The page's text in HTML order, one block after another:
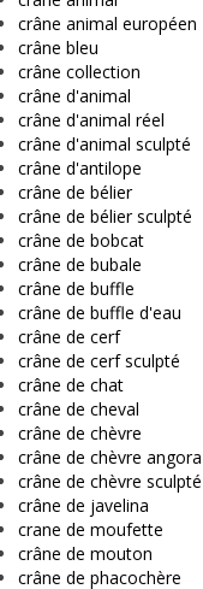
crâne animal européen
crâne bleu
crâne collection
crâne d'animal
crâne d'animal réel
crâne d'animal sculpté
crâne d'antilope
crâne de bélier
crâne de bélier sculpté
crâne de bobcat
crâne de bubale
crâne de buffle
crâne de buffle d'eau
crâne de cerf
crâne de cerf sculpté
crâne de chat
crâne de cheval
crâne de chèvre
crâne de chèvre angora
crâne de chèvre sculpté
crâne de javelina
crane de moufette
crâne de mouton
crâne de phacochère